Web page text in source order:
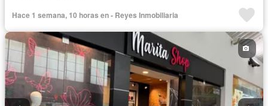
Hace 1 semana, 10 horas en - Reyes Inmobiliaria